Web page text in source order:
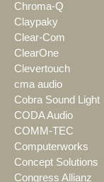
Chroma-Q
Claypaky
Clear-Com
ClearOne
Clevertouch
cma audio
Cobra Sound Light
CODA Audio
COMM-TEC
Computerworks
Concept Solutions
Congress Allianz